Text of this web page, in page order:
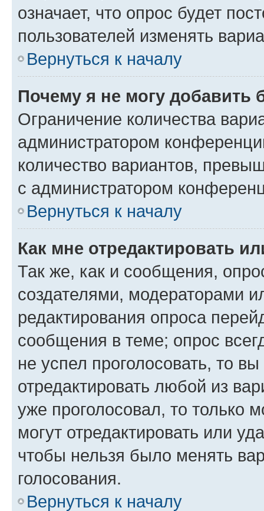
означает, что опрос будет
пользователей изменять
Вернуться к началу
Почему я не могу добавить
Ограничение количества
администратором
количество вариантов,
с администратором
Вернуться к началу
Как мне отредактировать
Так же, как и сообщения,
создателями, модераторами
редактирования опроса
сообщения в теме; опрос
не успел проголосовать, то
отредактировать любой из
уже проголосовал, то только
могут отредактировать или
чтобы нельзя было менять
голосования.
Вернуться к началу